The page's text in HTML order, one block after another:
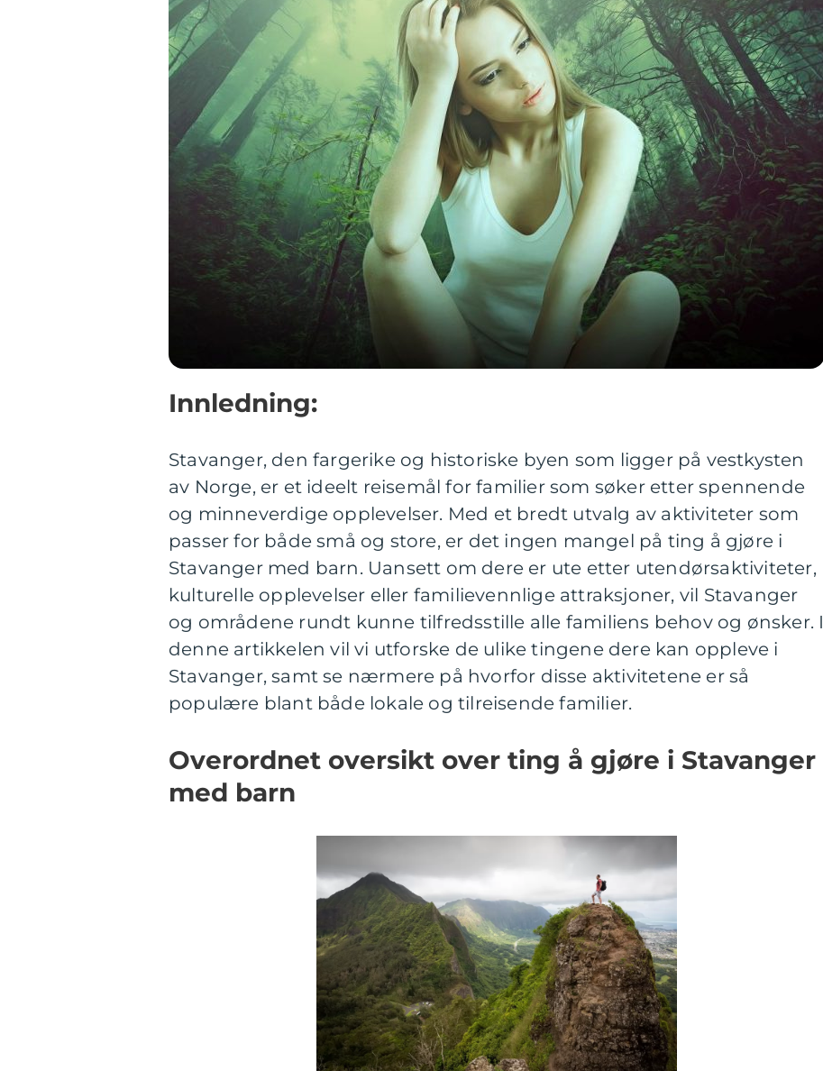
Innledning:
Stavanger, den fargerike og historiske byen som ligger på vestkysten
av Norge, er et ideelt reisemål for familier som søker etter spennende
og minneverdige opplevelser. Med et bredt utvalg av aktiviteter som
passer for både små og store, er det ingen mangel på ting å gjøre i
Stavanger med barn. Uansett om dere er ute etter utendørsaktiviteter,
kulturelle opplevelser eller familievennlige attraksjoner, vil Stavanger
og områdene rundt kunne tilfredsstille alle familiens behov og ønsker. I
denne artikkelen vil vi utforske de ulike tingene dere kan oppleve i
Stavanger, samt se nærmere på hvorfor disse aktivitetene er så
populære blant både lokale og tilreisende familier.
Overordnet oversikt over ting å gjøre i Stavanger
med barn